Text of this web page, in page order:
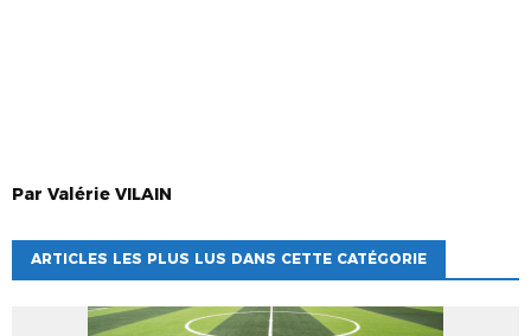
Par Valérie VILAIN
ARTICLES LES PLUS LUS DANS CETTE CATÉGORIE